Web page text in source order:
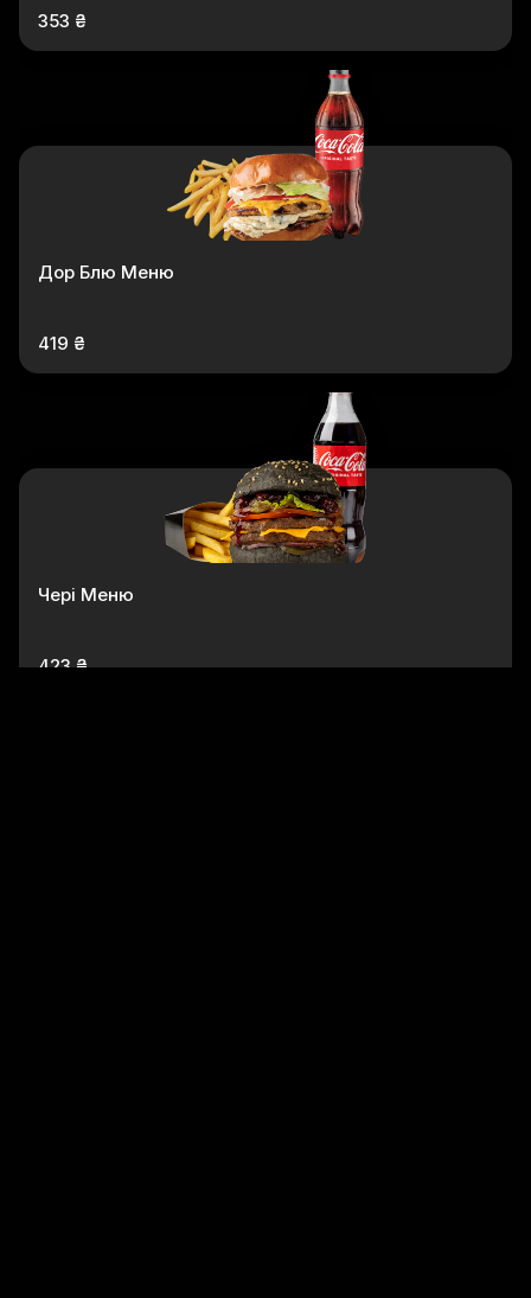
353 ₴
Дор Блю Меню
419 ₴
Чері Меню
423 ₴